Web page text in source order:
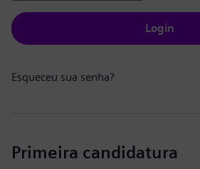
Login
Esqueceu sua senha?
Primeira candidatura